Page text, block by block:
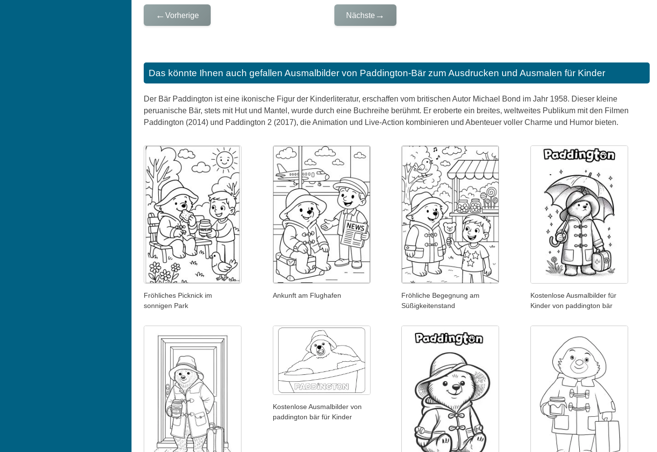
← Vorherige Nächste →
Das könnte Ihnen auch gefallen Ausmalbilder von Paddington-Bär zum Ausdrucken und Ausmalen für Kinder
Der Bär Paddington ist eine ikonische Figur der Kinderliteratur, erschaffen vom britischen Autor Michael Bond im Jahr 1958. Dieser kleine
peruanische Bär, stets mit Hut und Mantel, wurde durch eine Buchreihe berühmt. Er eroberte ein breites, weltweites Publikum mit den Filmen
Paddington (2014) und Paddington 2 (2017), die Animation und Live-Action kombinieren und Abenteuer voller Charme und Humor bieten.
Fröhliches Picknick im
sonnigen Park
Ankunft am Flughafen
Fröhliche Begegnung am
Süßigkeitenstand
Kostenlose Ausmalbilder für
Kinder von paddington bär
Kostenlose Ausmalbilder von
paddington bär für Kinder